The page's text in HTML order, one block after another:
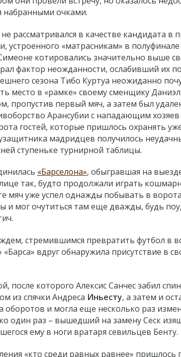
очками.
рассматривался в качестве кандидата в
устроенного «матрасникам» в полуфинале
котировались значительно выше
фактор неожданности, ослабивший их
сезона Тибо Куртуа неожиданно
место в «рамке» своему сменщику
пропустив первый мяч, а затем был
Арансубии с нападающим
гостей, которые пришлось охранять
мадридцев получилось
ступеньке турнирной таблицы.
«Барселона», обыгравшая на
так, будто продолжали играть
мяч уже успел однажды побывать в
и мог очутиться там еще дважды, будь
стремившимся превратить футбол в
вдруг обнаружила присутствие в
которого Алексис Санчес забил
из спячки Андреса Иньесту, а затем и
оборотов и могла еще несколько раз
один раз – вышедший на замену Сеск
ему в ноги вратаря севильцев Бенту.
«кто среди равных равнее» пришлось